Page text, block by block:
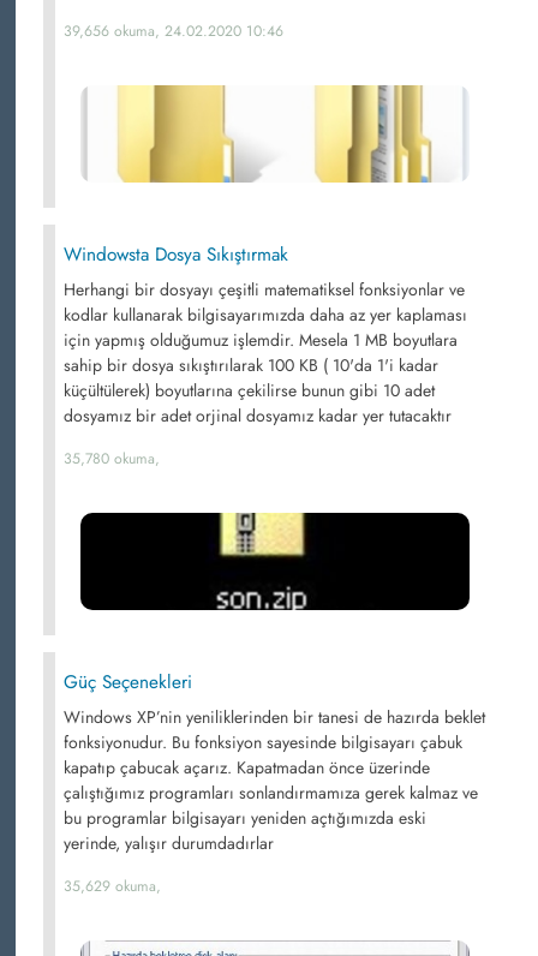
39,656 okuma, 24.02.2020 10:46
Windowsta Dosya Sıkıştırmak
Herhangi bir dosyayı çeşitli matematiksel fonksiyonlar ve
kodlar kullanarak bilgisayarımızda daha az yer kaplaması
için yapmış olduğumuz işlemdir. Mesela 1 MB boyutlara
sahip bir dosya sıkıştırılarak 100 KB ( 10'da 1'i kadar
küçültülerek) boyutlarına çekilirse bunun gibi 10 adet
dosyamız bir adet orjinal dosyamız kadar yer tutacaktır
35,780 okuma,
Güç Seçenekleri
Windows XP’nin yeniliklerinden bir tanesi de hazırda beklet
fonksiyonudur. Bu fonksiyon sayesinde bilgisayarı çabuk
kapatıp çabucak açarız. Kapatmadan önce üzerinde
çalıştığımız programları sonlandırmamıza gerek kalmaz ve
bu programlar bilgisayarı yeniden açtığımızda eski
yerinde, yalışır durumdadırlar
35,629 okuma,